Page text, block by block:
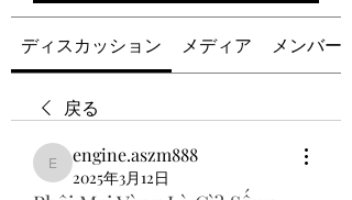
ディスカッション メディア メンバー
戻る
engine.aszm888
engine.aszm888
2025年3月12日